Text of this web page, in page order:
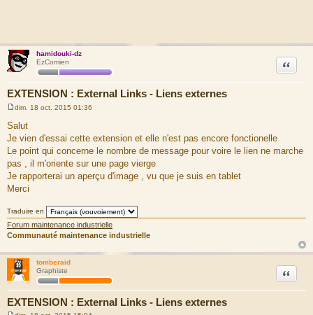
hamidouki-dz
EzComien
EXTENSION : External Links - Liens externes
Citation
e
s
s
g
e
dim. 18 oct. 2015 01:36
Salut
Je vien d'essai cette extension et elle n'est pas encore fonctionelle
Le point qui concerne le nombre de message pour voire le lien ne marche
pas , il m'oriente sur une page vierge
Je rapporterai un aperçu d'image , vu que je suis en tablet
Merci
Traduire en
Forum maintenance industrielle
Communauté maintenance industrielle
tomberaid
Graphiste
EXTENSION : External Links - Liens externes
Citation